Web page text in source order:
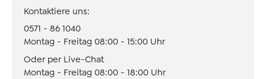
Kontaktiere uns:
0571 - 86 1040
Montag - Freitag 08:00 - 15:00 Uhr
Oder per Live-Chat
Montag - Freitag 08:00 - 18:00 Uhr